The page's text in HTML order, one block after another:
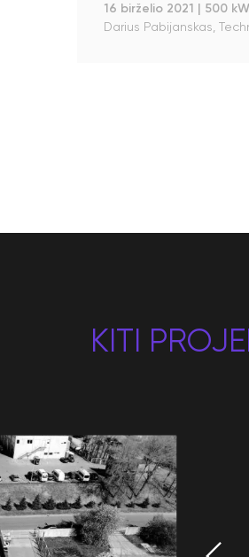
16 birželio 2021 | 500 kW
Darius Pabijanskas,
KITI